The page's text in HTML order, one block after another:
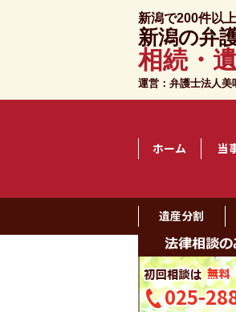
新潟で200件以
新潟の弁
相続・
運営：弁護士法人
ホーム 当
遺産分割
025-